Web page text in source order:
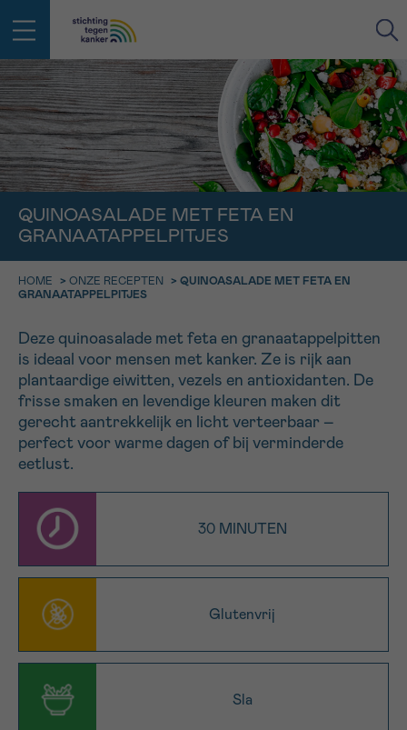
QUINOASALADE MET FETA EN
GRANAATAPPELPITJES
HOME > ONZE RECEPTEN > QUINOASALADE MET FETA EN
GRANAATAPPELPITJES
Deze quinoasalade met feta en granaatappelpitten
is ideaal voor mensen met kanker. Ze is rijk aan
plantaardige eiwitten, vezels en antioxidanten. De
frisse smaken en levendige kleuren maken dit
gerecht aantrekkelijk en licht verteerbaar –
perfect voor warme dagen of bij verminderde
eetlust.
30 MINUTEN
Glutenvrij
Sla
EMAIL
NAAM
IN DE STRIJD TEGEN KANKER STA
JE NIET ALLEEN
Professionele medewerkers beantwoorden je vragen
Contacteer ons gratis
Bel ons op 0800 15 802
ma-vrij 9u tot 18u
Ik wil graag opgebeld worden
Meer weten over Kankerinfo
geen enkele diagnose
TERUG
NAAM
VOORNAAM
TERUG
Afspraak Vraag Gegevens
KIES DE TIJDSSPANNE VAN JE AFSPRAAK
11h-13h
16h-18h